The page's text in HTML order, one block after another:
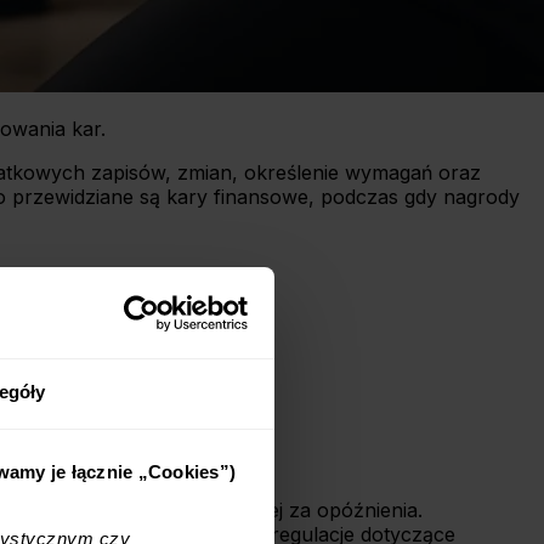
je łącznie „Cookies”)
czy
kar.
zapisów, zmian, określenie wymagań oraz
są kary finansowe, podczas gdy nagrody
są rozmaite kary, najczęściej za opóźnienia.
. Ogólnie istnieją ustawowe regulacje dotyczące